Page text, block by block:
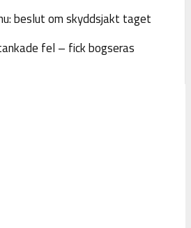
beslut om skyddsjakt taget
fel – fick bogseras